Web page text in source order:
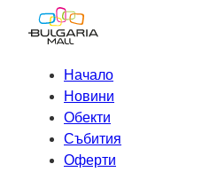
Начало
Новини
Обекти
Събития
Оферти